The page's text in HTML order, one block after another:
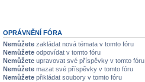
OPRÁVNĚNÍ FÓRA
Nemůžete zakládat nová témata v tomto fóru
Nemůžete odpovídat v tomto fóru
Nemůžete upravovat své příspěvky v tomto fóru
Nemůžete mazat své příspěvky v tomto fóru
Nemůžete přikládat soubory v tomto fóru